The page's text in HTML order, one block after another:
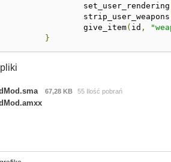
			set_user_rendering
			strip_user_weapons
			give_item
( id ,
}
67,28 KB 55 Ilość pobrań